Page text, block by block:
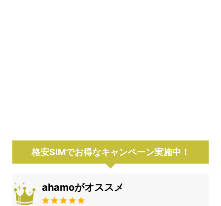
格安SIMでお得なキャンペーン実施中！
ahamoがオススメ